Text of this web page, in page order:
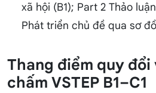
xã hội (B1); Part 2 Thảo
Phát triển chủ đề qua sơ
Thang điểm quy
chấm VSTEP B1–C1